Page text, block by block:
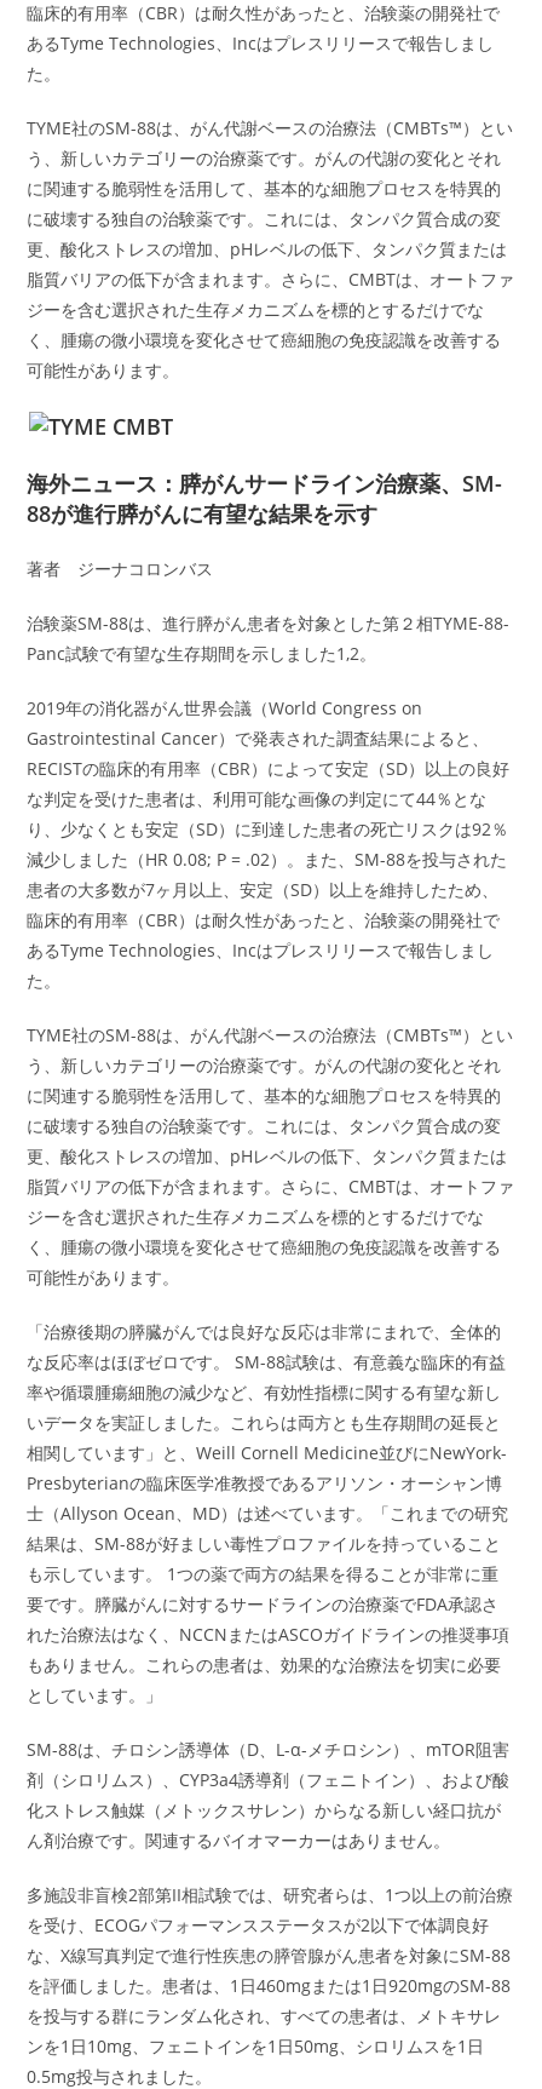
臨床的有用率（CBR）は耐久性があったと、治験薬の開発社で
あるTyme Technologies、Incはプレスリリースで報告しまし
た。
TYME社のSM-88は、がん代謝ベースの治療法（CMBTs™）とい
う、新しいカテゴリーの治療薬です。がんの代謝の変化とそれ
に関連する脆弱性を活用して、基本的な細胞プロセスを特異的
に破壊する独自の治験薬です。これには、タンパク質合成の変
更、酸化ストレスの増加、pHレベルの低下、タンパク質または
脂質バリアの低下が含まれます。さらに、CMBTは、オートファ
ジーを含む選択された生存メカニズムを標的とするだけでな
く、腫瘍の微小環境を変化させて癌細胞の免疫認識を改善する
可能性があります。
海外ニュース：膵がんサードライン治療薬、SM-
88が進行膵がんに有望な結果を示す
著者 ジーナコロンバス
治験薬SM-88は、進行膵がん患者を対象とした第２相TYME-88-
Panc試験で有望な生存期間を示しました1,2。
2019年の消化器がん世界会議（World Congress on
Gastrointestinal Cancer）で発表された調査結果によると、
RECISTの臨床的有用率（CBR）によって安定（SD）以上の良好
な判定を受けた患者は、利用可能な画像の判定にて44％とな
り、少なくとも安定（SD）に到達した患者の死亡リスクは92％
減少しました（HR 0.08; P = .02）。また、SM-88を投与された
患者の大多数が7ヶ月以上、安定（SD）以上を維持したため、
臨床的有用率（CBR）は耐久性があったと、治験薬の開発社で
あるTyme Technologies、Incはプレスリリースで報告しまし
た。
TYME社のSM-88は、がん代謝ベースの治療法（CMBTs™）とい
う、新しいカテゴリーの治療薬です。がんの代謝の変化とそれ
に関連する脆弱性を活用して、基本的な細胞プロセスを特異的
に破壊する独自の治験薬です。これには、タンパク質合成の変
更、酸化ストレスの増加、pHレベルの低下、タンパク質または
脂質バリアの低下が含まれます。さらに、CMBTは、オートファ
ジーを含む選択された生存メカニズムを標的とするだけでな
く、腫瘍の微小環境を変化させて癌細胞の免疫認識を改善する
可能性があります。
「治療後期の膵臓がんでは良好な反応は非常にまれで、全体的
な反応率はほぼゼロです。 SM-88試験は、有意義な臨床的有益
率や循環腫瘍細胞の減少など、有効性指標に関する有望な新し
いデータを実証しました。これらは両方とも生存期間の延長と
相関しています」と、Weill Cornell Medicine並びにNewYork-
Presbyterianの臨床医学准教授であるアリソン・オーシャン博
士（Allyson Ocean、MD）は述べています。「これまでの研究
結果は、SM-88が好ましい毒性プロファイルを持っていること
も示しています。 1つの薬で両方の結果を得ることが非常に重
要です。膵臓がんに対するサードラインの治療薬でFDA承認さ
れた治療法はなく、NCCNまたはASCOガイドラインの推奨事項
もありません。これらの患者は、効果的な治療法を切実に必要
としています。」
SM-88は、チロシン誘導体（D、L-α-メチロシン）、mTOR阻害
剤（シロリムス）、CYP3a4誘導剤（フェニトイン）、および酸
化ストレス触媒（メトックスサレン）からなる新しい経口抗が
ん剤治療です。関連するバイオマーカーはありません。
多施設非盲検2部第II相試験では、研究者らは、1つ以上の前治療
を受け、ECOGパフォーマンスステータスが2以下で体調良好
な、X線写真判定で進行性疾患の膵管腺がん患者を対象にSM-88
を評価しました。患者は、1日460mgまたは1日920mgのSM-88
を投与する群にランダム化され、すべての患者は、メトキサレ
ンを1日10mg、フェニトインを1日50mg、シロリムスを1日
0.5mg投与されました。